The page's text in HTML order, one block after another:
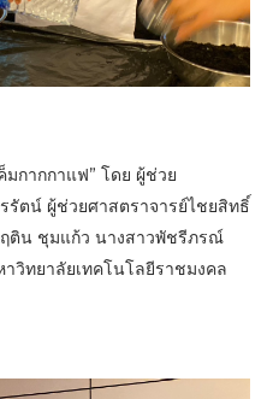
มกากกาแฟ” โดย ผู้ช่วย
รัตน์ ผู้ช่วยศาสตราจารย์ไชยสิทธิ์
ติน ชุมแก้ว นางสาวพัชรีภรณ์
วิทยาลัยเทคโนโลยีราชมงคล